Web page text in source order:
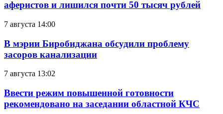
аферистов и лишился почти 50 тысяч рублей
7 августа 14:00
В мэрии Биробиджана обсудили проблему
засоров канализации
7 августа 13:02
Ввести режим повышенной готовности
рекомендовано на заседании областной КЧС